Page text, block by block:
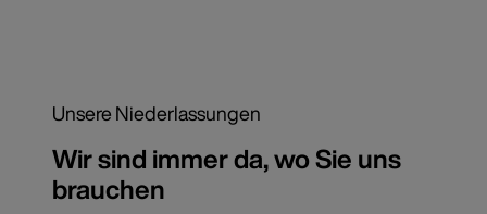
Unsere Niederlassungen
Wir sind immer da, wo Sie uns
brauchen